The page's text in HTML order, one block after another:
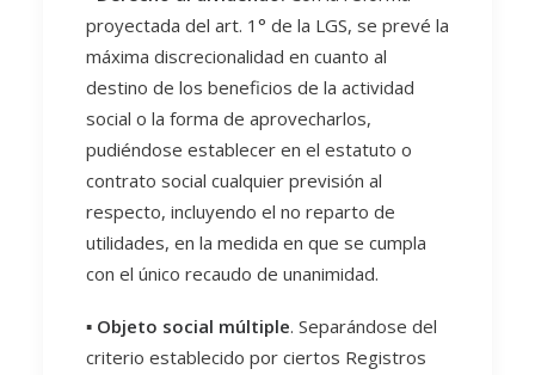
proyectada del art. 1° de la LGS, se prevé la
máxima discrecionalidad en cuanto al
destino de los beneficios de la actividad
social o la forma de aprovecharlos,
pudiéndose establecer en el estatuto o
contrato social cualquier previsión al
respecto, incluyendo el no reparto de
utilidades, en la medida en que se cumpla
con el único recaudo de unanimidad.
▪️ Objeto social múltiple. Separándose del
criterio establecido por ciertos Registros